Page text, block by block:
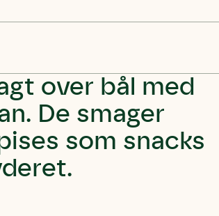
over bål med
De smager
som snacks